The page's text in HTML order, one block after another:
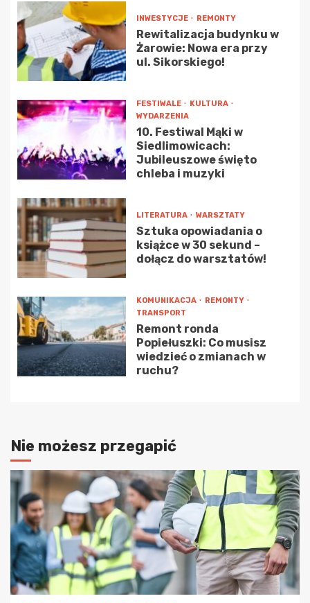
INWESTYCJE REMONTY
Rewitalizacja budynku w
Żarowie: Nowa era przy
ul. Sikorskiego!
FESTIWALE
KULTURA
WYDARZENIA
10. Festiwal Mąki w
Siedlimowicach:
Jubileuszowe święto
chleba i muzyki
LITERATURA WARSZTATY
Sztuka opowiadania o
książce w 30 sekund –
dołącz do warsztatów!
KOMUNIKACJA
REMONTY
TRANSPORT
Remont ronda
Popiełuszki: Co musisz
wiedzieć o zmianach w
ruchu?
Nie możesz przegapić